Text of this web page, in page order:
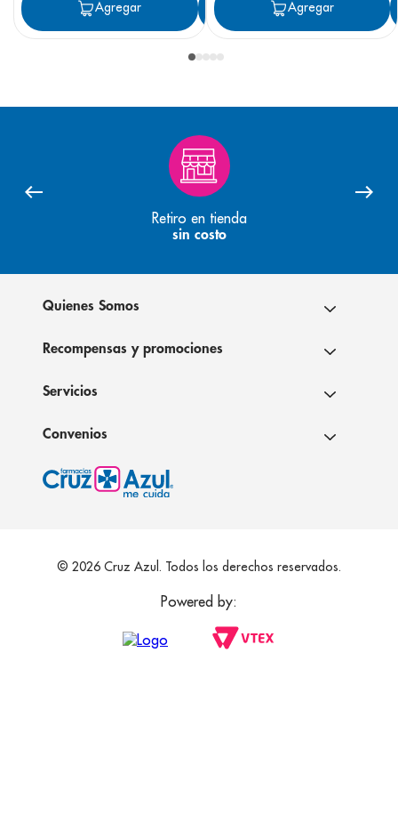
Agregar Agregar
Agregar
Retiro en tienda
sin costo
Quienes Somos
Recompensas y promociones
Servicios
Convenios
© 2026 Cruz Azul. Todos los derechos reservados.
Powered by: